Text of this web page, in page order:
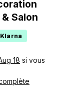
Salon
Klarna
18 si vous